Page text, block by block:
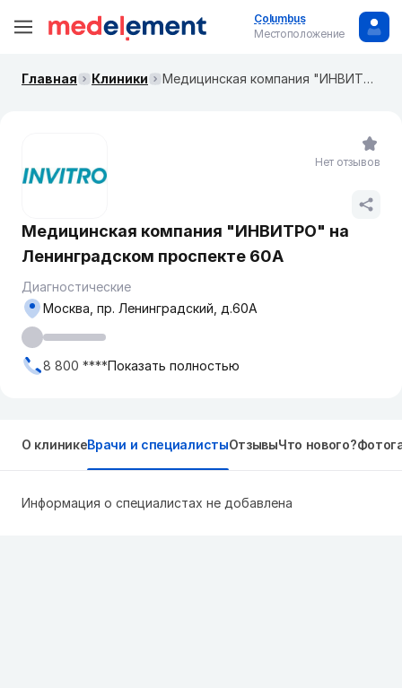
Columbus
Местоположение
Главная Клиники Медицинская компания "ИНВИТРО" на ​Ленинградском проспекте 60А
Медицинская компания "ИНВИТРО" на ​
Ленинградском проспекте 60А
Диагностические
Москва, пр. ​Ленинградский, д.60А
8 800 ****Показать полностью
Нет отзывов
О клиникеВрачи и специалистыОтзывыЧто нового?
Информация о специалистах не добавлена